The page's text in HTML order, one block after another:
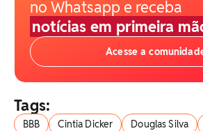
no Whatsapp e receba
notícias em primeira
Acesse a
Tags:
BBB Cintia Dicker Douglas Silva